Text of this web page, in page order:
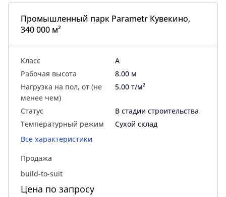
Промышленный парк Parametr Кувекино,
340 000 м²
Класс
A
Рабочая высота
8.00 м
Нагрузка на пол, от (не
менее чем)
5.00 т/м²
Статус
В стадии строительства
Температурный режим
Сухой склад
Все характеристики
Продажа
build-to-suit
Цена по запросу